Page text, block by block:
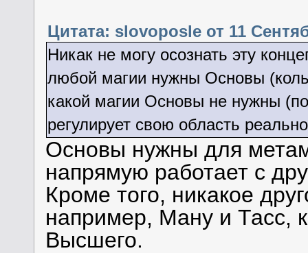
Цитата: slovoposle от 11
Никак не могу осознать эту
любой магии нужны Основы
какой магии Основы не нужны
регулирует свою область
Основы нужны для
напрямую работает с
Кроме того, никакое
например, Ману и Тасс,
Высшего.